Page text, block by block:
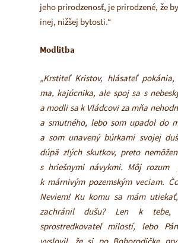
jeho prirodzenosť, je prirodzené, že
inej, nižšej bytosti.“
Modlitba
„Krstiteľ Kristov, hlásateľ pokánia,
ma, kajúcnika, ale spoj sa s
a modli sa k Vládcovi za mňa
a smutného, lebo som upadol do
a som unavený búrkami svojej
dúpä zlých skutkov, preto
s hriešnymi návykmi. Môj rozum
k márnivým pozemským veciam.
Neviem! Ku komu sa mám
zachránil dušu? Len k tebe,
sprostredkovateľ milostí, lebo